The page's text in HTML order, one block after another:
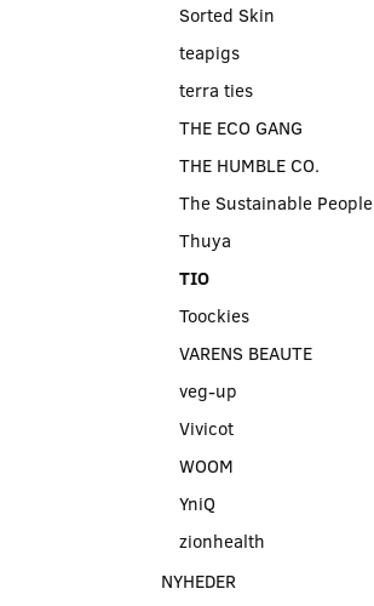
Sorted Skin
teapigs
terra ties
THE ECO GANG
THE HUMBLE CO.
The Sustainable People
Thuya
TIO
Toockies
VARENS BEAUTE
veg-up
Vivicot
WOOM
YniQ
zionhealth
NYHEDER